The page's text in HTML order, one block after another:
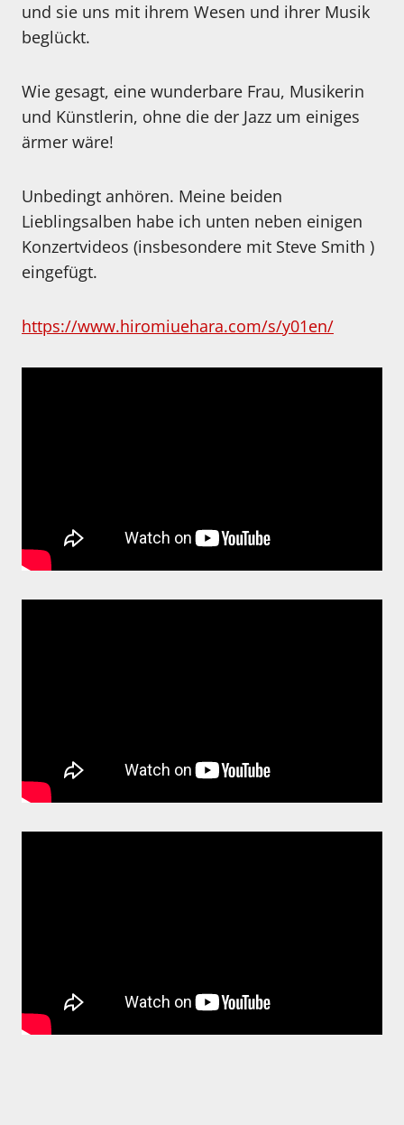
und sie uns mit ihrem Wesen und ihrer Musik
beglückt.
Wie gesagt, eine wunderbare Frau, Musikerin
und Künstlerin, ohne die der Jazz um einiges
ärmer wäre!
Unbedingt anhören. Meine beiden
Lieblingsalben habe ich unten neben einigen
Konzertvideos (insbesondere mit Steve Smith )
eingefügt.
https://www.hiromiuehara.com/s/y01en/